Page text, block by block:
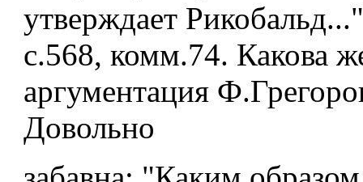
утверждает
с.568, комм.74. Какова
аргументация
Довольно